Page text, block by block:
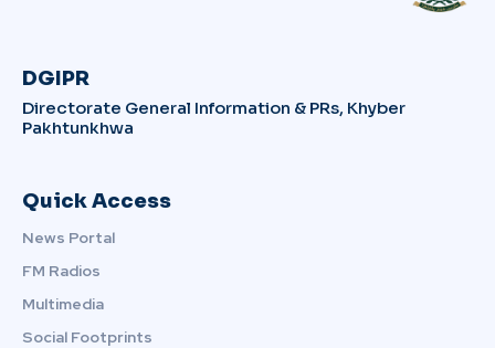
DGIPR
Directorate General Information & PRs, Khyber
Pakhtunkhwa
Quick Access
News Portal
FM Radios
Multimedia
Social Footprints